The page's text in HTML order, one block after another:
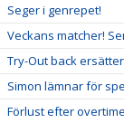
Seger i genrepet!
Veckans matcher!
Try-Out back
Simon lämnar för
Förlust efter overtime